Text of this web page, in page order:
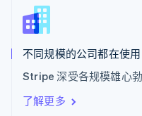
不同规模的公司都在使
Stripe 深受各规模雄心
了解更多
新西兰
English
匈牙利
English
ItalianoEnglish
印度
English